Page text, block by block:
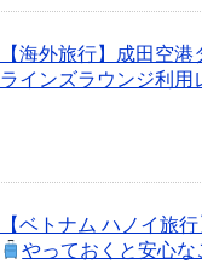
【海外旅行】成田空
ラインズラウンジ利用
【ベトナム ハノイ旅
やっておくと安心